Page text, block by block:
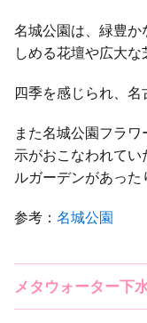
名城公園は、緑豊
しめる花壇や広大な
四季を感じられ、名
また名城公園フラ
示がおこなわれて
ルガーデンがあった
参考：名城公園
メタウォーター下